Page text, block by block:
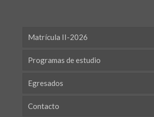
Matrícula II-2026
Programas de estudio
Egresados
Contacto